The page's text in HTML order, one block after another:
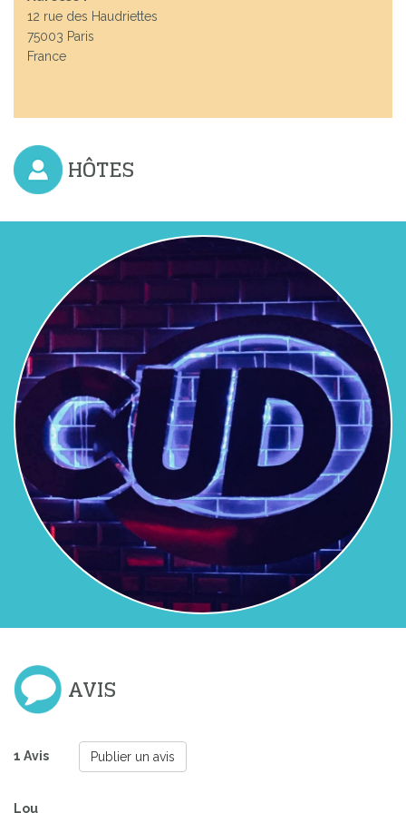
12 rue des Haudriettes
75003 Paris
France
HÔTES
AVIS
1 Avis Publier un avis
Lou